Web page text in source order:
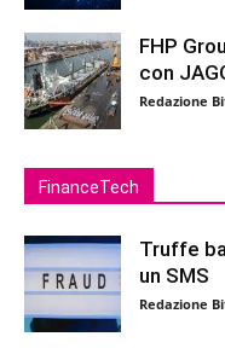
FHP
con
Redazione
FinanceTech
Truffe
un SMS
Redazione